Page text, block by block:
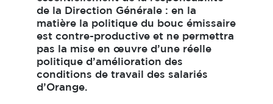
de la Direction Générale : en la
matière la politique du bouc émissaire
est contre-productive et ne permettra
pas la mise en œuvre d’une réelle
politique d’amélioration des
conditions de travail des salariés
d’Orange.